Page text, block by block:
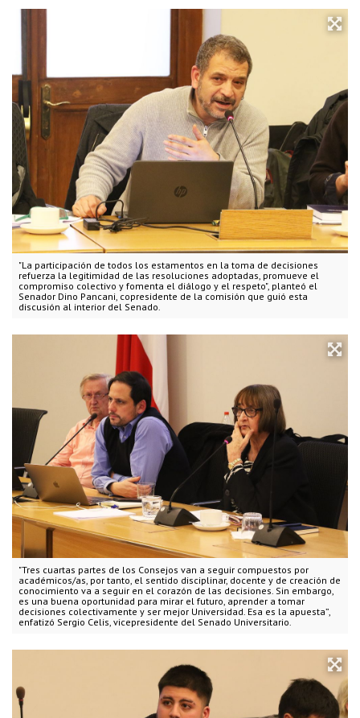
"La participación de todos los estamentos en la toma de decisiones
refuerza la legitimidad de las resoluciones adoptadas, promueve el
compromiso colectivo y fomenta el diálogo y el respeto", planteó el
Senador Dino Pancani, copresidente de la comisión que guió esta
discusión al interior del Senado.
"Tres cuartas partes de los Consejos van a seguir compuestos por
académicos/as, por tanto, el sentido disciplinar, docente y de creación de
conocimiento va a seguir en el corazón de las decisiones. Sin embargo,
es una buena oportunidad para mirar el futuro, aprender a tomar
decisiones colectivamente y ser mejor Universidad. Esa es la apuesta”,
enfatizó Sergio Celis, vicepresidente del Senado Universitario.